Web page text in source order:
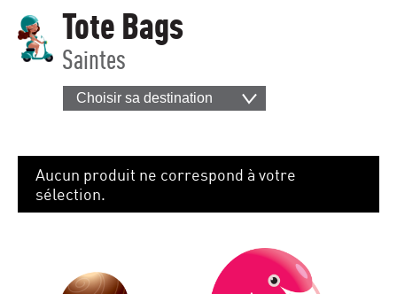
Tote Bags
Saintes
Choisir sa destination
Aucun produit ne correspond à votre
sélection.